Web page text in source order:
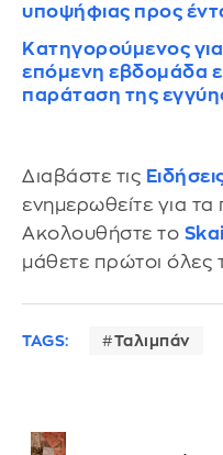
υποψήφιας προς
Κατηγορούμενος
επόμενη εβδομάδα
παράταση της
Διαβάστε τις
ενημερωθείτε για
Ακολουθήστε το
μάθετε πρώτοι όλες
TAGS: Ταλιμπάν